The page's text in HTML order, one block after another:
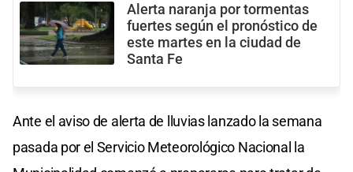
Alerta naranja por tormentas
fuertes según el pronóstico de
este martes en la ciudad de
Santa Fe
Ante el aviso de alerta de lluvias lanzado la semana
pasada por el Servicio Meteorológico Nacional la